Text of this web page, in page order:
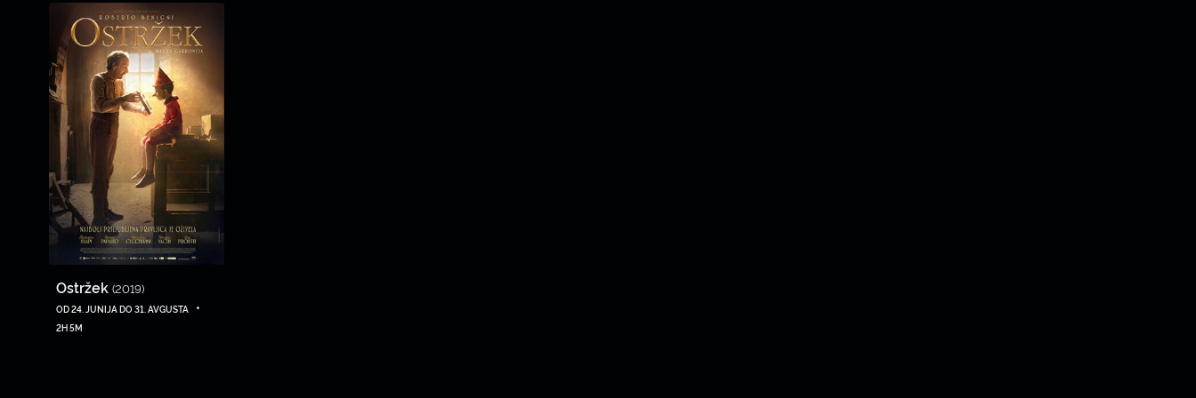
Ostržek (2019)
OD 24. JUNIJA DO 31. AVGUSTA •
2H 5M